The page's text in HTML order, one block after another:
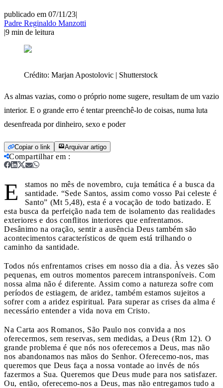
publicado em 07/11/23|
Padre Reginaldo Manzotti
|9 min de leitura
Crédito: Marjan Apostolovic | Shutterstock
As almas vazias, como o próprio nome sugere, resultam de um vazio
interior. E o grande erro é tentar preenchê-lo de coisas, numa luta
desenfreada por dinheiro, sexo e poder
Copiar o link Arquivar artigo
Compartilhar em :
E
stamos no mês de novembro, cuja temática é a busca da
santidade. “Sede Santos, assim como vosso Pai celeste é
Santo” (Mt 5,48), esta é a vocação de todo batizado. E
esta busca da perfeição nada tem de isolamento das realidades
exteriores e dos conflitos interiores que enfrentamos.
Desânimo na oração, sentir a ausência Deus também são
acontecimentos característicos de quem está trilhando o
caminho da santidade.
Todos nós enfrentamos crises em nosso dia a dia. Às vezes são
pequenas, em outros momentos parecem intransponíveis. Com
nossa alma não é diferente. Assim como a natureza sofre com
períodos de estiagem, de aridez, também estamos sujeitos a
sofrer com a aridez espiritual. Para superar as crises da alma é
necessário entender a vida nova em Cristo.
Na Carta aos Romanos, São Paulo nos convida a nos
oferecermos, sem reservas, sem medidas, a Deus (Rm 12). O
grande problema é que nós nos oferecemos a Deus, mas não
nos abandonamos nas mãos do Senhor. Oferecemo-nos, mas
queremos que Deus faça a nossa vontade ao invés de nós
fazermos a Sua. Queremos que Deus mude para nos satisfazer.
Ou, então, oferecemo-nos a Deus, mas não entregamos tudo a